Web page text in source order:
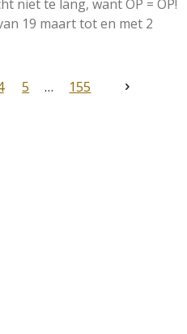
niet te lang, want OP = OP!
19 maart tot en met 2
5 155